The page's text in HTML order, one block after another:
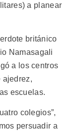
a planear
británico
Namasagali
a los centros
ajedrez,
escuelas.
colegios”,
persuadir a